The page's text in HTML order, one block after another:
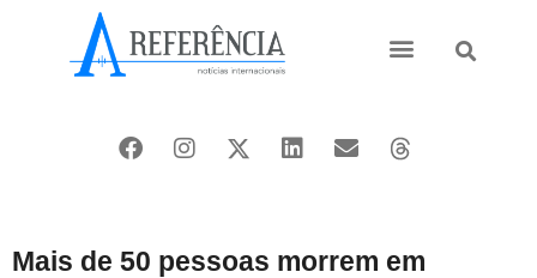
Mais de 50 pessoas morrem em